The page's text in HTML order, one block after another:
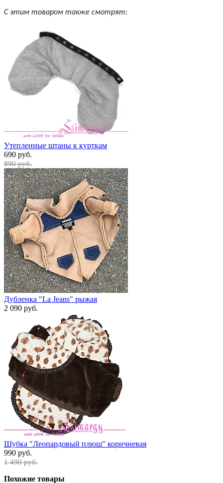
С этим товаром также смотрят:
Утепленные штаны к курткам
690 руб.
890 руб.
Дубленка "La Jeans" рыжая
2 090 руб.
Шубка "Леопардовый плюш" коричневая
990 руб.
1 490 руб.
Похожие товары